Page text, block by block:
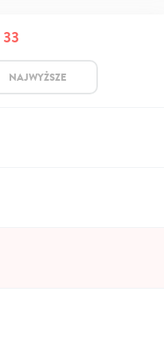
33
NAJWYŻSZE